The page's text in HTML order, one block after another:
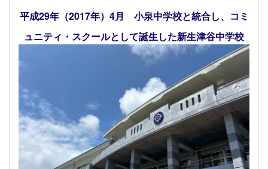
平成29年（2017年）4月 小泉中学校と統合し、コミ
ュニティ・スクールとして誕生した新生津谷中学校